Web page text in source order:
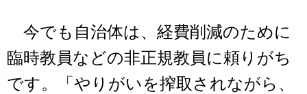
今でも自治体は、経費削減のために
臨時教員などの非正規教員に頼りがち
です。「やりがいを搾取されながら、